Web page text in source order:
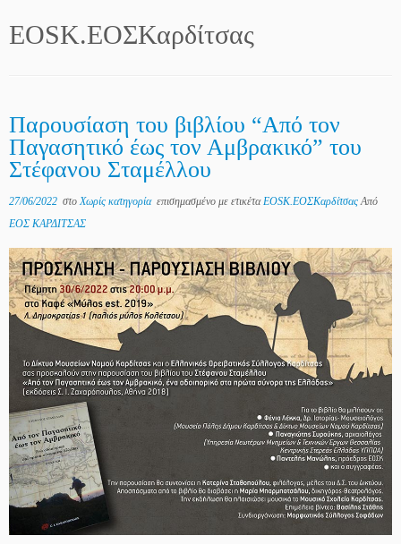
EOSK.ΕΟΣΚαρδίτσας
Παρουσίαση του βιβλίου “Από τον
Παγασητικό έως τον Αμβρακικό” του
Στέφανου Σταμέλλου
27/06/2022 στοΧωρίς κατηγορία επισημασμένο με ετικέταEOSK.ΕΟΣΚαρδίτσαςΑπό
ΕΟΣ ΚΑΡΔΙΤΣΑΣ